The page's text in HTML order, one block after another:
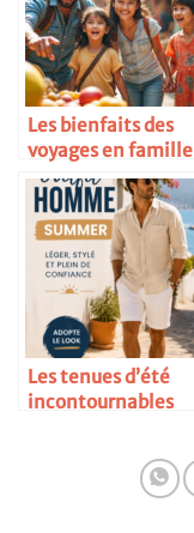
Les bienfaits des
voyages en famille
Les tenues d’été
incontournables